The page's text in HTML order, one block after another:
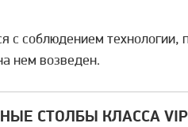
соблюдением технологии,
нем возведен.
СТОЛБЫ КЛАССА VIP